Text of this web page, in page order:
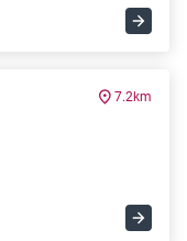
7.2km